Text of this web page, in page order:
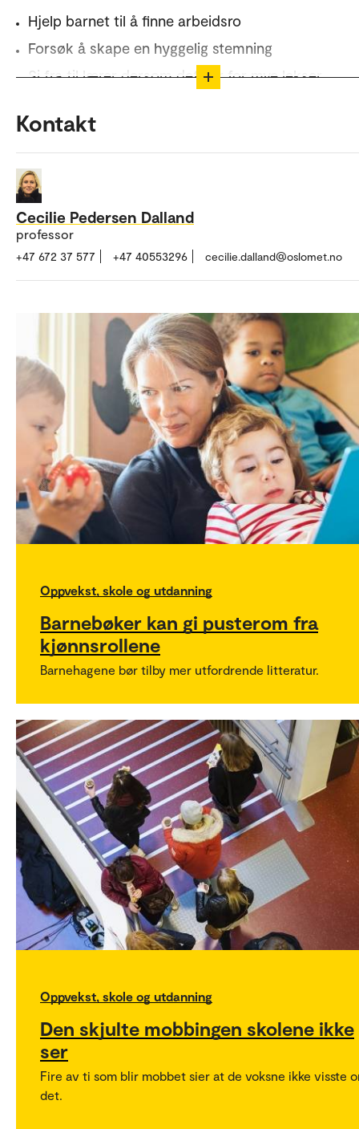
Lekser skal repetere og bearbeide kunnskap
lært på skolen
Husk å følge opp leksene
Hjelp barnet til å finne arbeidsro
Forsøk å skape en hyggelig stemning
Si fra til lærer dersom det blir for mye lekser
hjemme, kontakt lærer for å finne løsninger på
Kontakt
Cecilie Pedersen Dalland
professor
+47 672 37 577 +47 40553296 cecilie.dalland@oslomet.no
Oppvekst, skole og utdanning
Barnebøker kan gi pusterom fra
kjønnsrollene
Barnehagene bør tilby mer utfordrende litteratur.
Oppvekst, skole og utdanning
Den skjulte mobbingen skolene ikke
ser
Fire av ti som blir mobbet sier at de voksne ikke visste
det.